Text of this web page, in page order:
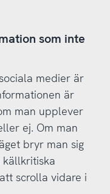
som inte
medier är
är
man upplever
ej. Om man
bryr man sig
scrolla vidare i